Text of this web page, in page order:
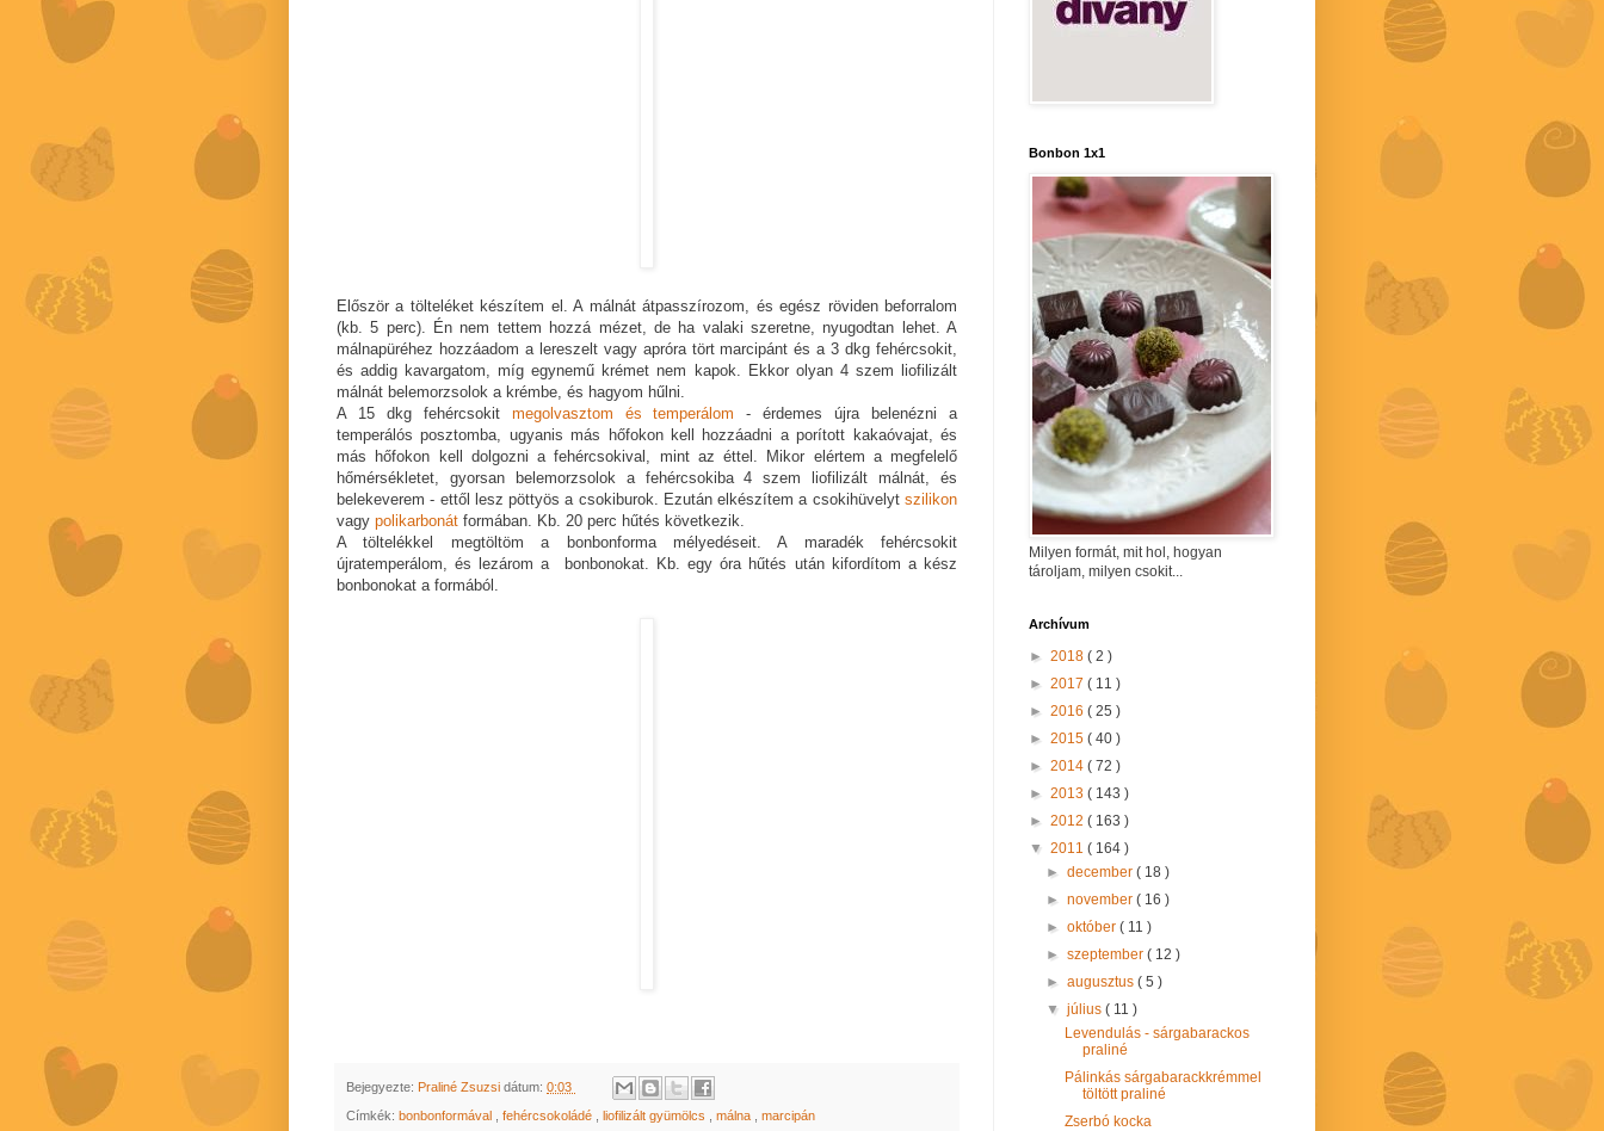
Először a tölteléket készítem el. A málnát átpasszírozom, és egész röviden beforralom
(kb. 5 perc). Én nem tettem hozzá mézet, de ha valaki szeretne, nyugodtan lehet. A
málnapüréhez hozzáadom a lereszelt vagy apróra tört marcipánt és a 3 dkg fehércsokit,
és addig kavargatom, míg egynemű krémet nem kapok. Ekkor olyan 4 szem liofilizált
málnát belemorzsolok a krémbe, és hagyom hűlni.
A 15 dkg fehércsokit megolvasztom és temperálom - érdemes újra belenézni a
temperálós posztomba, ugyanis más hőfokon kell hozzáadni a porított kakaóvajat, és
más hőfokon kell dolgozni a fehércsokival, mint az éttel. Mikor elértem a megfelelő
hőmérsékletet, gyorsan belemorzsolok a fehércsokiba 4 szem liofilizált málnát, és
belekeverem - ettől lesz pöttyös a csokiburok. Ezután elkészítem a csokihüvelyt szilikon
vagy polikarbonát formában. Kb. 20 perc hűtés következik.
A töltelékkel megtöltöm a bonbonforma mélyedéseit. A maradék fehércsokit
újratemperálom, és lezárom a bonbonokat. Kb. egy óra hűtés után kifordítom a kész
bonbonokat a formából.
Bejegyezte: Praliné Zsuzsi dátum: 0:03
Címkék: bonbonformával fehércsokoládé liofilizált gyümölcs málna marcipán
Bonbon 1x1
Milyen formát, mit hol, hogyan
tároljam, milyen csokit...
Archívum
► 2018 ( 2 )
► 2017 ( 11 )
► 2016 ( 25 )
► 2015 ( 40 )
► 2014 ( 72 )
► 2013 ( 143 )
► 2012 ( 163 )
▼ 2011 ( 164 )
►december( 18 )
►november( 16 )
►október( 11 )
►szeptember( 12 )
►augusztus( 5 )
▼július( 11 )
Levendulás - sárgabarackos
praliné
Pálinkás sárgabarackkrémmel
töltött praliné
Zserbó kocka